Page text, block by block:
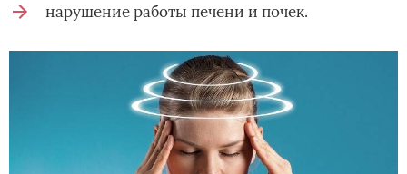
нарушение работы печени и почек.